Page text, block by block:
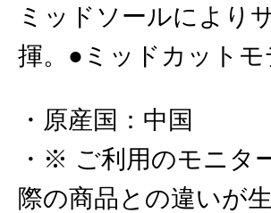
ミッドソールにより
揮。●ミッドカットモ
原産国 ： 中国
※ ご利用のモニタ
際の商品との違いが